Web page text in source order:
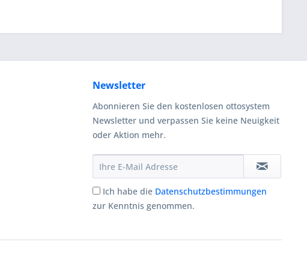
Newsletter
Abonnieren Sie den kostenlosen ottosystem
Newsletter und verpassen Sie keine Neuigkeit
oder Aktion mehr.
Ich habe die Datenschutzbestimmungen
zur Kenntnis genommen.